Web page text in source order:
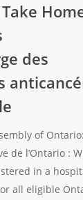
des
of
de l’Ontario :
in a
all eligible